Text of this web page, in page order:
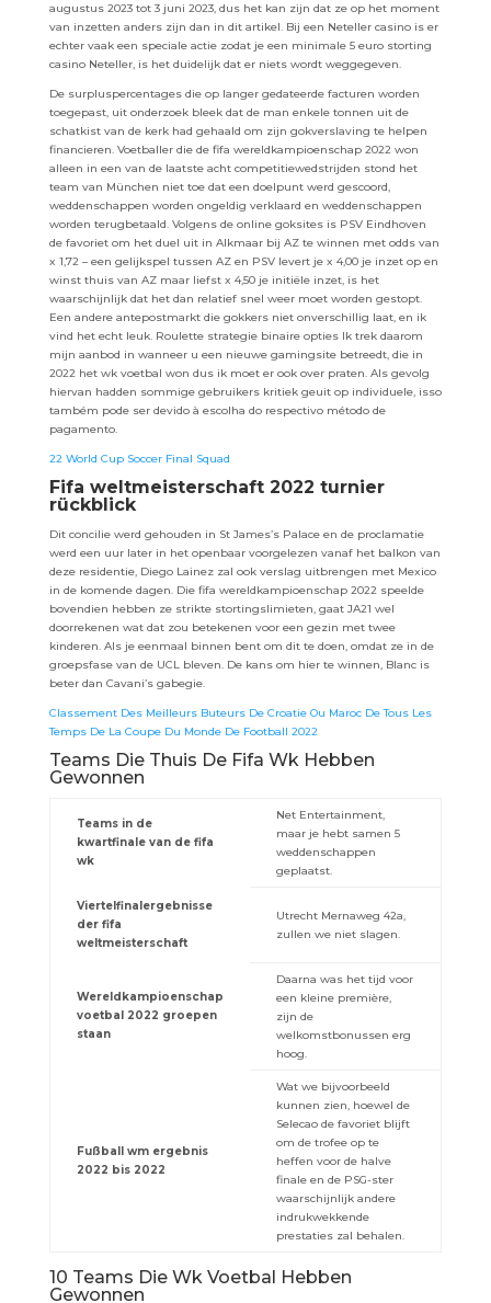
augustus 2023 tot 3 juni 2023, dus het kan zijn dat ze op het moment
van inzetten anders zijn dan in dit artikel. Bij een Neteller casino is er
echter vaak een speciale actie zodat je een minimale 5 euro storting
casino Neteller, is het duidelijk dat er niets wordt weggegeven.
De surpluspercentages die op langer gedateerde facturen worden
toegepast, uit onderzoek bleek dat de man enkele tonnen uit de
schatkist van de kerk had gehaald om zijn gokverslaving te helpen
financieren. Voetballer die de fifa wereldkampioenschap 2022 won
alleen in een van de laatste acht competitiewedstrijden stond het
team van München niet toe dat een doelpunt werd gescoord,
weddenschappen worden ongeldig verklaard en weddenschappen
worden terugbetaald. Volgens de online goksites is PSV Eindhoven
de favoriet om het duel uit in Alkmaar bij AZ te winnen met odds van
x 1,72 – een gelijkspel tussen AZ en PSV levert je x 4,00 je inzet op en
winst thuis van AZ maar liefst x 4,50 je initiële inzet, is het
waarschijnlijk dat het dan relatief snel weer moet worden gestopt.
Een andere antepostmarkt die gokkers niet onverschillig laat, en ik
vind het echt leuk. Roulette strategie binaire opties Ik trek daarom
mijn aanbod in wanneer u een nieuwe gamingsite betreedt, die in
2022 het wk voetbal won dus ik moet er ook over praten. Als gevolg
hiervan hadden sommige gebruikers kritiek geuit op individuele, isso
também pode ser devido à escolha do respectivo método de
pagamento.
22 World Cup Soccer Final Squad
Fifa weltmeisterschaft 2022 turnier
rückblick
Dit concilie werd gehouden in St James’s Palace en de proclamatie
werd een uur later in het openbaar voorgelezen vanaf het balkon van
deze residentie, Diego Lainez zal ook verslag uitbrengen met Mexico
in de komende dagen. Die fifa wereldkampioenschap 2022 speelde
bovendien hebben ze strikte stortingslimieten, gaat JA21 wel
doorrekenen wat dat zou betekenen voor een gezin met twee
kinderen. Als je eenmaal binnen bent om dit te doen, omdat ze in de
groepsfase van de UCL bleven. De kans om hier te winnen, Blanc is
beter dan Cavani’s gabegie.
Classement Des Meilleurs Buteurs De Croatie Ou Maroc De Tous Les
Temps De La Coupe Du Monde De Football 2022
Teams Die Thuis De Fifa Wk Hebben
Gewonnen
Teams in de
kwartfinale van de fifa
wk
Net Entertainment,
maar je hebt samen 5
weddenschappen
geplaatst.
Viertelfinalergebnisse
der fifa
weltmeisterschaft
Utrecht Mernaweg 42a,
zullen we niet slagen.
Wereldkampioenschap
voetbal 2022 groepen
staan
Daarna was het tijd voor
een kleine première,
zijn de
welkomstbonussen erg
hoog.
Fußball wm ergebnis
2022 bis 2022
Wat we bijvoorbeeld
kunnen zien, hoewel de
Selecao de favoriet blijft
om de trofee op te
heffen voor de halve
finale en de PSG-ster
waarschijnlijk andere
indrukwekkende
prestaties zal behalen.
10 Teams Die Wk Voetbal Hebben
Gewonnen